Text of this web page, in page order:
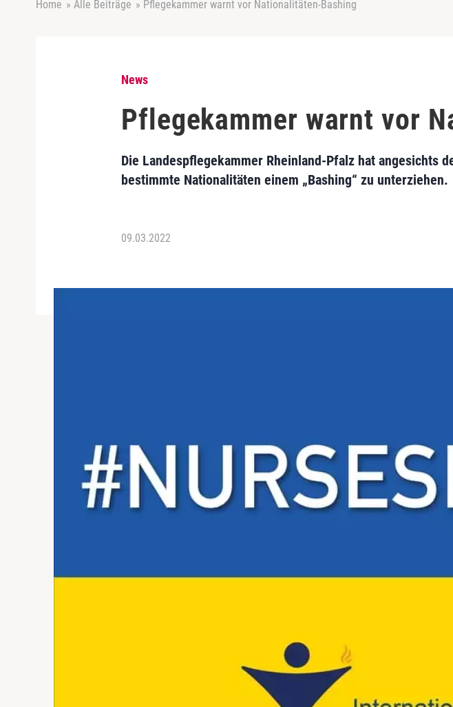
Home » Alle Beiträge » Pflegekammer warnt vor Nationalitäten-Bashing
News
Pflegekammer warnt vor
Die Landespflegekammer Rheinland-Pfalz hat angesichts
bestimmte Nationalitäten einem „Bashing“ zu unterziehen.
09.03.2022